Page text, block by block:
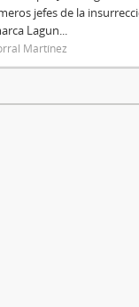
jefes de la
Lagun...
Martínez